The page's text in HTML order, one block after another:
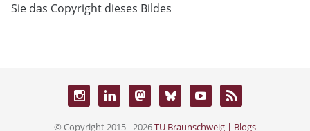
Sie das Copyright dieses Bildes
© Copyright 2015 - 2026TU Braunschweig | Blogs